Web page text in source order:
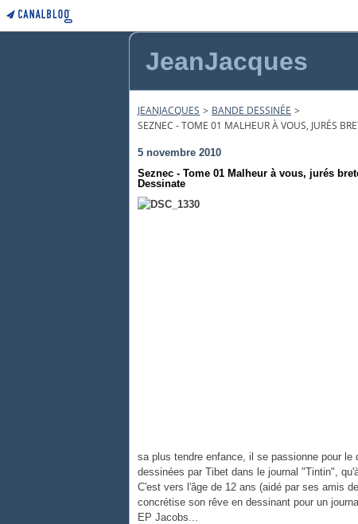
JeanJacques
JEANJACQUES > BANDE DESSINÉE >
SEZNEC - TOME 01 MALHEUR À VOUS, JURÉS
5 novembre 2010
Seznec - Tome 01 Malheur à vous, jurés
Dessinate
sa plus tendre enfance, il se passionne pour
dessinées par Tibet dans le journal "Tintin",
C'est vers l'âge de 12 ans (aidé par ses amis
concrétise son rêve en dessinant pour un
EP Jacobs...